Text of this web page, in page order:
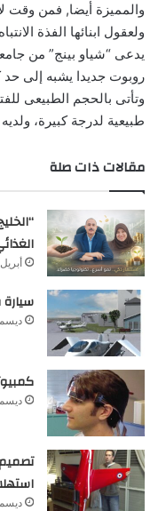
والمميزة أيضا, فمن وقت
ولعقول ابنائها الفذة
يدعى “شياو بينج” من
وتأتى بالحجم الطبيعى
طبيعية لدرجة كبيرة،
مقالات ذات صلة
أبريل 13, 2026
ديسمبر
ديسمبر
ديسمبر